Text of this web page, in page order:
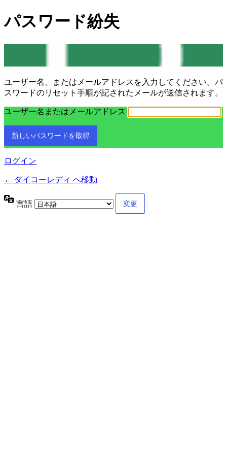
パスワード紛失
ユーザー名、またはメールアドレスを入力してください。パ
スワードのリセット手順が記されたメールが送信されます。
ユーザー名またはメールアドレス
ログイン
← ダイコーレディ へ移動
言語